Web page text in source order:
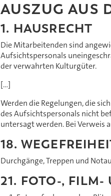
AUSZUG AUS
1. HAUSRECHT
Die Mitarbeitenden sind
Aufsichtspersonals
der verwahrten Kulturgüter.
[...]
Werden die Regelungen, die
des Aufsichtspersonals nicht
untersagt werden. Bei Verweis
18.
Durchgänge, Treppen und
21. FOTO-, FILM-